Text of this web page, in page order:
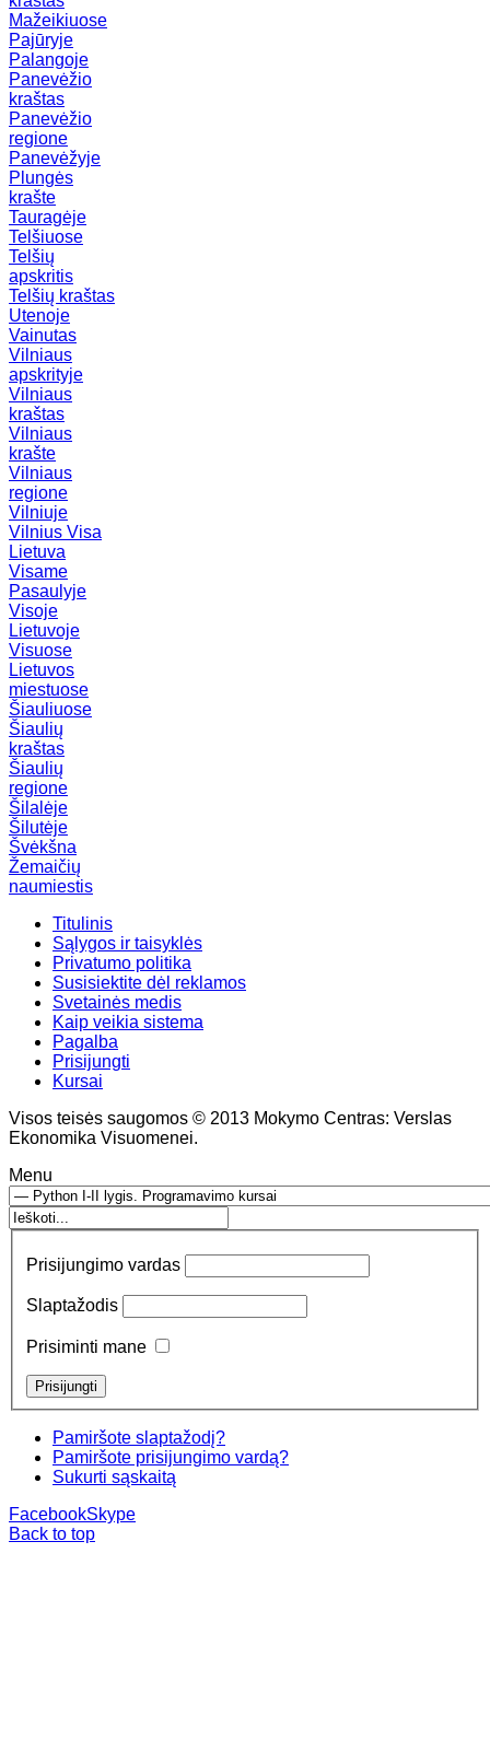
Mažeikiuose
Pajūryje
Palangoje
Panevėžio
kraštas
Panevėžio
regione
Panevėžyje
Plungės
krašte
Tauragėje
Telšiuose
Telšių
apskritis
Telšių kraštas
Utenoje
Vainutas
Vilniaus
apskrityje
Vilniaus
kraštas
Vilniaus
krašte
Vilniaus
regione
Vilniuje
Vilnius Visa
Lietuva
Visame
Pasaulyje
Visoje
Lietuvoje
Visuose
Lietuvos
miestuose
Šiauliuose
Šiaulių
kraštas
Šiaulių
regione
Šilalėje
Šilutėje
Švėkšna
Žemaičių
naumiestis
Titulinis
Sąlygos ir taisyklės
Privatumo politika
Susisiektite dėl reklamos
Svetainės medis
Kaip veikia sistema
Pagalba
Prisijungti
Kursai
Visos teisės saugomos © 2013 Mokymo Centras: Verslas
Ekonomika Visuomenei.
Menu
Prisijungimo vardas
Slaptažodis
Prisiminti mane
Pamiršote slaptažodį?
Pamiršote prisijungimo vardą?
Sukurti sąskaitą
FacebookSkype
Back to top